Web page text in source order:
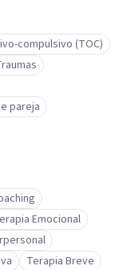
compulsivo (TOC)
pareja
Emocional
Terapia Breve